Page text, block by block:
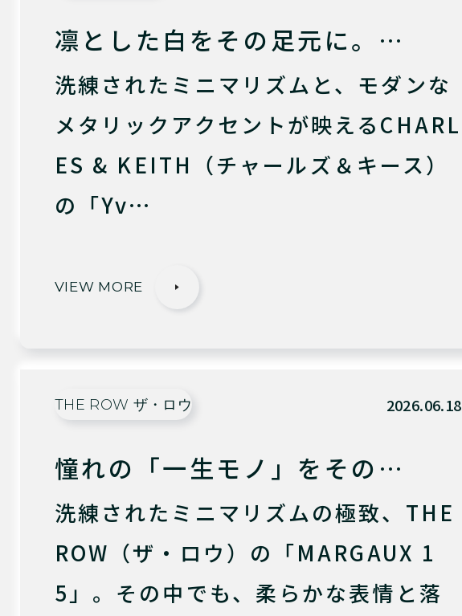
凛とした白をその足元に。…
洗練されたミニマリズムと、モダンな
メタリックアクセントが映えるCHARL
ES & KEITH（チャールズ＆キース）
の「Yv…
VIEW MORE
THE ROW ザ・ロウ 2026.06.18
憧れの「一生モノ」をその…
洗練されたミニマリズムの極致、THE
ROW（ザ・ロウ）の「MARGAUX 1
5」。その中でも、柔らかな表情と落